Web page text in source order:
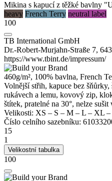
Mikina s kapucí z těžké bavlny
heavy French Terry neutral label
100
TB International GmbH
Dr.-Robert-Murjahn-Straße 7,
https://www.tbint.de/impressum/
460g/m², 100% bavlna, French
Volnější střih, kapuce bez
rukávech a lemu, kovový zip,
štítek, pratelné na 30°, nelze sušit
Velikosti: XS – S – M – L – XL –
Číslo celního sazebníku:
15
1
Velikostní tabulka
100